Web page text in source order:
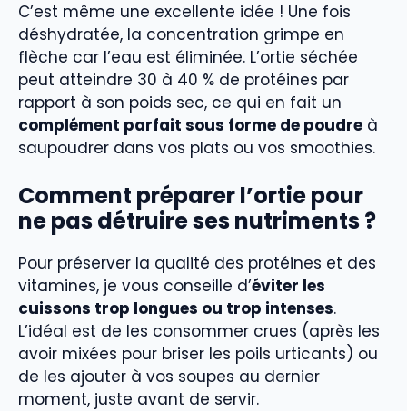
C’est même une excellente idée ! Une fois
déshydratée, la concentration grimpe en
flèche car l’eau est éliminée. L’ortie séchée
peut atteindre 30 à 40 % de protéines par
rapport à son poids sec, ce qui en fait un
complément parfait sous forme de poudre à
saupoudrer dans vos plats ou vos smoothies.
Comment préparer l’ortie pour
ne pas détruire ses nutriments ?
Pour préserver la qualité des protéines et des
vitamines, je vous conseille d’éviter les
cuissons trop longues ou trop intenses.
L’idéal est de les consommer crues (après les
avoir mixées pour briser les poils urticants) ou
de les ajouter à vos soupes au dernier
moment, juste avant de servir.